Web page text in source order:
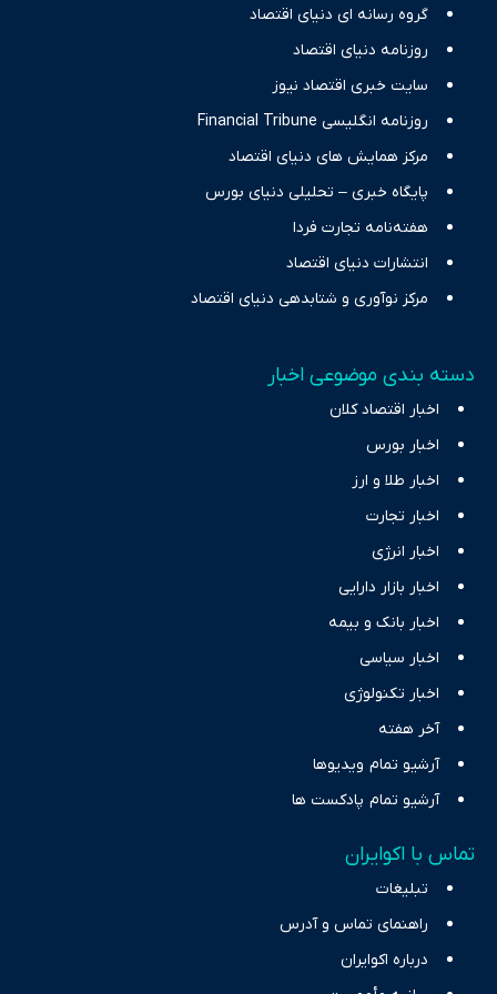
نیازهای خبری مخاطبان در حوزه‌های اثرگذار بر اقتصاد را با رویکردی
حرفه‌ای و روزآمد پوشش می‌دهیم.
گروه رسانه ای دنیای اقتصاد
روزنامه دنیای اقتصاد
سایت خبری اقتصاد نیوز
روزنامه انگلیسی Financial Tribune
مرکز همایش های دنیای اقتصاد
پایگاه خبری – تحلیلی دنیای بورس
هفته‌نامه تجارت فردا
انتشارات دنیای اقتصاد
مرکز نوآوری و شتابدهی دنیای اقتصاد
دسته بندی موضوعی اخبار
اخبار اقتصاد کلان
اخبار بورس
اخبار طلا و ارز
اخبار تجارت
اخبار انرژی
اخبار بازار دارایی
اخبار بانک و بیمه
اخبار سیاسی
اخبار تکنولوژی
آخر هفته
آرشیو تمام ویدیوها
آرشیو تمام پادکست ها
تماس با اکوایران
تبلیغات
راهنمای تماس و آدرس
درباره اکوایران